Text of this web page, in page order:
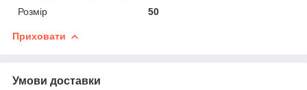
Розмір
50
Приховати
Умови доставки